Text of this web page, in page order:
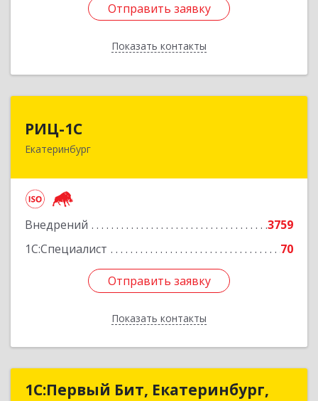
Отправить заявку
Показать контакты
Отправить заявку
Назад
РИЦ-1С
Екатеринбург
Внедрений
3759
1С:Специалист
70
Отправить заявку
Показать контакты
620102, Свердловская обл, Екатеринбург г,
Отправить заявку
Назад
1С:Первый Бит, Екатеринбург,
1С:Первый Бит, Екатеринбург,